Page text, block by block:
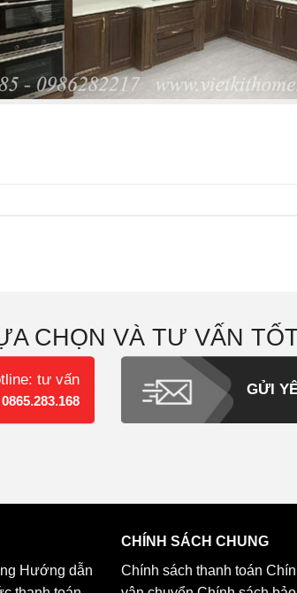
CHỌN VÀ TƯ VẤN
tư vấn
0865.283.168
GỬI
Hướng dẫn
CHÍNH SÁCH CHUNG
Chính sách thanh toán